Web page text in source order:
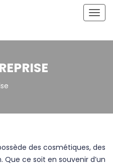
des cosmétiques, des
ce soit en souvenir d’un